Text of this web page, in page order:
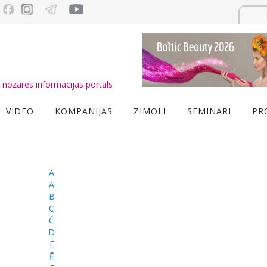
informācijas portāls
VIDEO KOMPĀNIJAS ZĪMOLI SEMINĀRI
A
Ā
B
C
Č
D
E
Ē